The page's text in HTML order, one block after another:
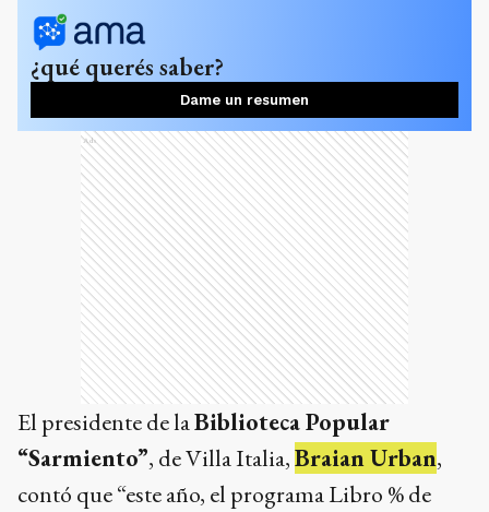
¿qué querés saber?
Dame un resumen
Ads
El presidente de laBiblioteca Popular
“Sarmiento”, de Villa Italia,Braian Urban,
contó que “este año, el programa Libro % de